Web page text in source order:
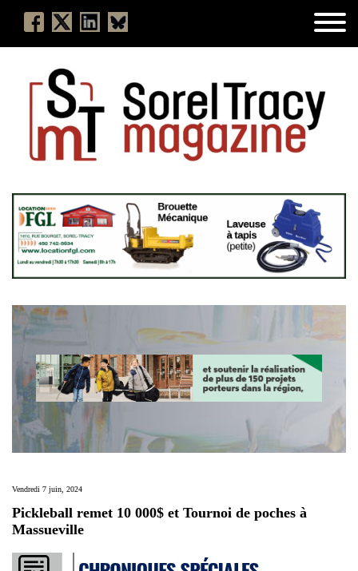
Vendredi 7 juin, 2024
Pickleball remet 10 000$ et Tournoi de poches à
Massueville